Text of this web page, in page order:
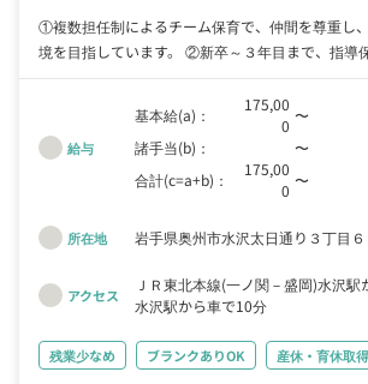
①複数担任制によるチーム保育で、仲間を尊重し
境を目指しています。 ②新卒～３年目まで、指導
行います。 ③園内業務のICT化を絶賛推進中です
の園内集合研修を実施、外部研修も受講推進して
の必要なお子さんも受け入れています。 ⑥児童ク
前～後も一貫した地域の子ども支援を行っていま
給与
基本給(a)：
175,00
0
〜
諸手当(b)：
〜
合計(c=a+b)：
175,00
0
〜
所在地 岩手県奥州市水沢太日通り３丁目６
アクセス
ＪＲ東北本線(一ノ関－盛岡)水沢
水沢駅から車で10分
残業少なめ ブランクありOK 産休・育休取